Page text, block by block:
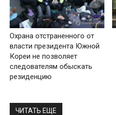
Охрана отстраненного от
власти президента Южной
Кореи не позволяет
следователям обыскать
резиденцию
ЧИТАТЬ ЕЩЕ